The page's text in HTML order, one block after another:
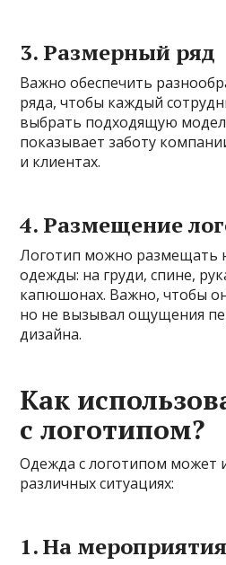
3. Размерный ряд
Важно обеспечить
ряда, чтобы каждый
выбрать подходящую
показывает заботу
и клиентах.
4. Размещение
Логотип можно размещать
одежды: на груди, спине,
капюшонах. Важно, чтобы
но не вызывал ощущения
дизайна.
Как
с логотипом?
Одежда с логотипом может
различных ситуациях:
1. На